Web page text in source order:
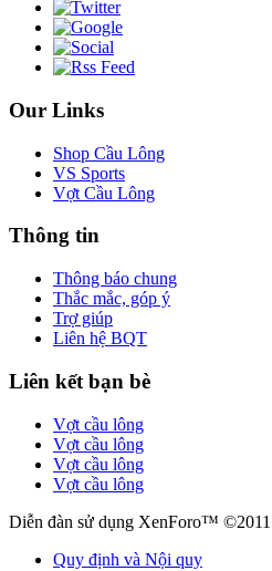
Our Links
Shop Cầu Lông
VS Sports
Vợt Cầu Lông
Thông tin
Thông báo chung
Thắc mắc, góp ý
Trợ giúp
Liên hệ BQT
Liên kết bạn bè
Vợt cầu lông
Vợt cầu lông
Vợt cầu lông
Vợt cầu lông
Diễn đàn sử dụng XenForo™
Quy định và Nội quy